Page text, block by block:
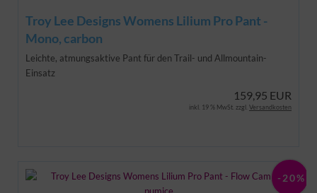
Troy Lee Designs Womens Lilium Pro Pant -
Mono, carbon
Leichte, atmungsaktive Pant für den Trail- und Allmountain-
Einsatz
159,95 EUR
inkl. 19 % MwSt. zzgl. Versandkosten
-20%